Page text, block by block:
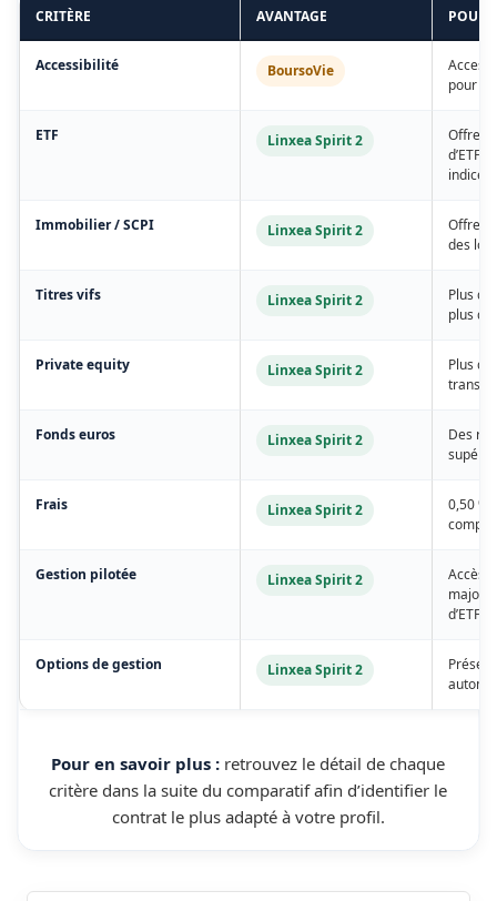
CRITÈRE AVANTAGE
Accessibilité BoursoVie
pour
ETF Linxea Spirit 2
Offre
d’ETF
indices.
Immobilier / SCPI Linxea Spirit 2
Offre
des
Titres vifs Linxea Spirit 2
Plus
plus de
Private equity Linxea Spirit 2
Plus
Fonds euros Linxea Spirit 2
Des
Frais Linxea Spirit 2
0,50 %
Gestion pilotée Linxea Spirit 2
Accès
d’ETF.
Options de gestion Linxea Spirit 2
Pour en savoir plus : retrouvez le détail de chaque
critère dans la suite du comparatif afin d’identifier le
contrat le plus adapté à votre profil.